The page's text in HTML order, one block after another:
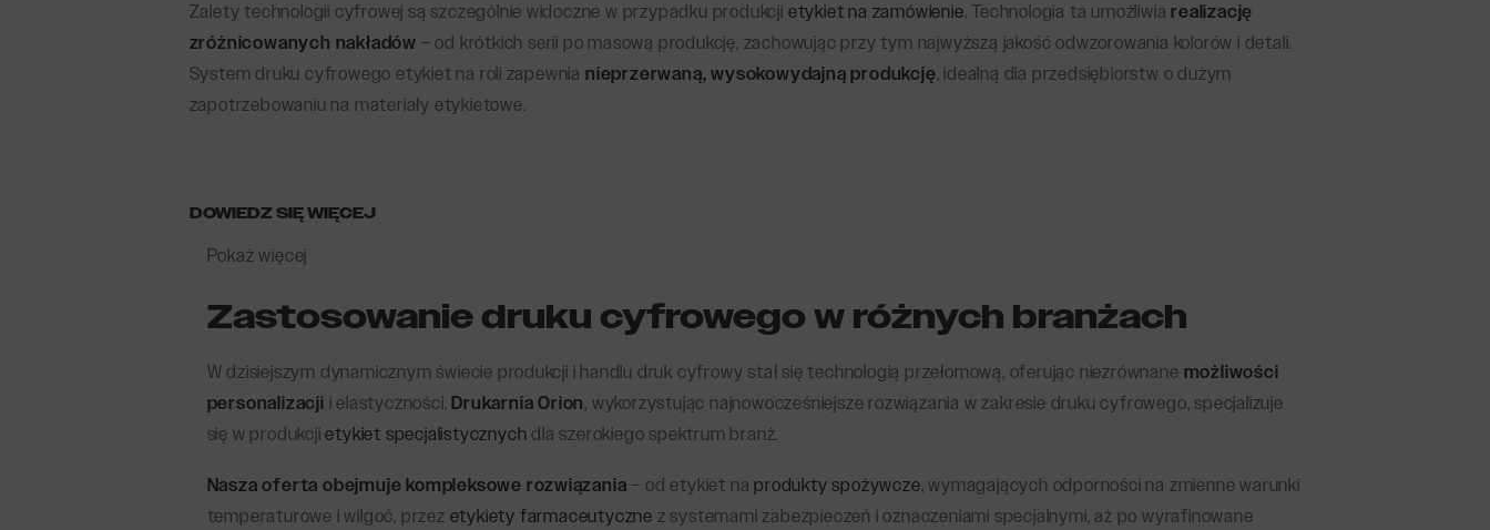
Zalety technologii cyfrowej są szczególnie widoczne w przypadku produkcji etykiet na zamówienie. Technologia ta umożliwiarealizację
zróżnicowanych nakładów – od krótkich serii po masową produkcję, zachowując przy tym najwyższą jakość odwzorowania kolorów i detali.
System druku cyfrowego etykiet na roli zapewnia nieprzerwaną, wysokowydajną produkcję, idealną dla przedsiębiorstw o dużym
zapotrzebowaniu na materiały etykietowe.
DOWIEDZ SIĘ WIĘCEJ
Pokaż więcej
Zastosowanie druku cyfrowego w różnych branżach
W dzisiejszym dynamicznym świecie produkcji i handlu druk cyfrowy stał się technologią przełomową, oferując niezrównane możliwości
personalizacji i elastyczności.Drukarnia Orion, wykorzystując najnowocześniejsze rozwiązania w zakresie druku cyfrowego, specjalizuje
się w produkcjietykiet specjalistycznychdla szerokiego spektrum branż.
Nasza oferta obejmuje kompleksowe rozwiązania – od etykiet naprodukty spożywcze, wymagających odporności na zmienne warunki
temperaturowe i wilgoć, przez etykiety farmaceutyczne z systemami zabezpieczeń i oznaczeniami specjalnymi, aż po wyrafinowane